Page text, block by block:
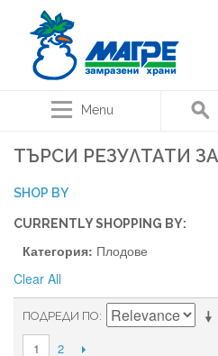
Menu
ТЪРСИ РЕЗУЛТАТИ
SHOP BY
CURRENTLY SHOPPING BY:
Категория: Плодове
Clear All
ПОДРЕДИ ПО
1 2